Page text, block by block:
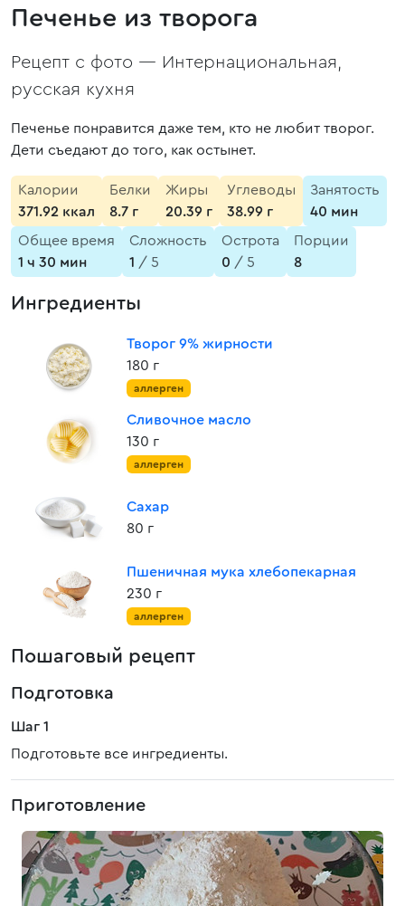
Печенье из творога
Рецепт с фото — Интернациональная,
русская кухня
Печенье понравится даже тем, кто не любит творог.
Дети съедают до того, как остынет.
Калории
371.92 ккал
Белки
8.7 г
Жиры
20.39 г
Углеводы
38.99 г
Занятость
40 мин
Общее время
1 ч 30 мин
Сложность
1 / 5
Острота
0 / 5
Порции
8
Ингредиенты
Творог 9% жирности
180 г
аллерген
Сливочное масло
130 г
аллерген
Сахар
80 г
Пшеничная мука хлебопекарная
230 г
аллерген
Пошаговый рецепт
Подготовка
Шаг 1
Подготовьте все ингредиенты.
Приготовление